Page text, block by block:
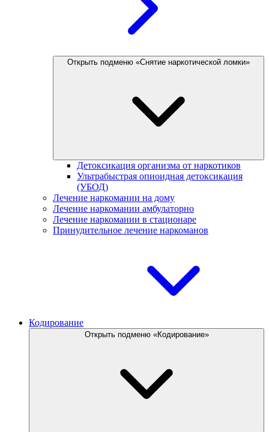
Открыть подменю «Снятие наркотической ломки»
Детоксикация организма от наркотиков
Ультрабыстрая опиоидная детоксикация
(УБОД)
Лечение наркомании на дому
Лечение наркомании амбулаторно
Лечение наркомании в стационаре
Принудительное лечение наркоманов
Кодирование
Открыть подменю «Кодирование»